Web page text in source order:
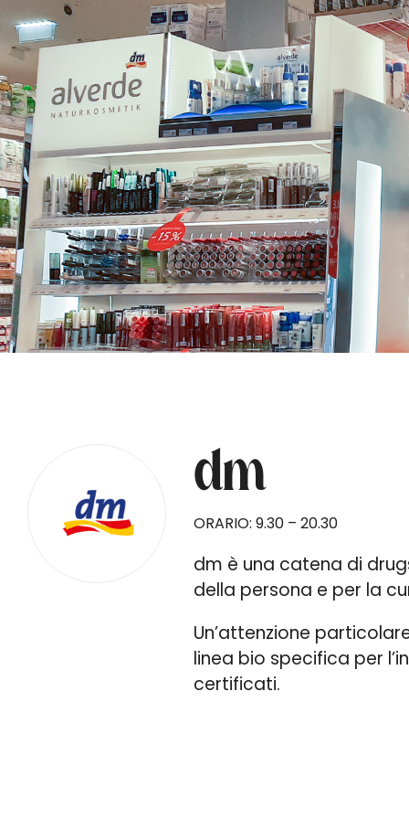
dm
ORARIO: 9.30 – 20.30
dm è una catena di
della persona e per la
Un’attenzione
linea bio specifica per
certificati.